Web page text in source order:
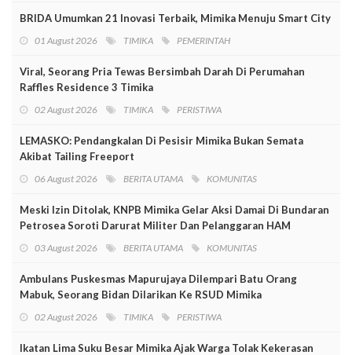
BRIDA Umumkan 21 Inovasi Terbaik, Mimika Menuju Smart City
01 August 2026 TIMIKA PEMERINTAH
Viral, Seorang Pria Tewas Bersimbah Darah Di Perumahan
Raffles Residence 3 Timika
02 August 2026 TIMIKA PERISTIWA
LEMASKO: Pendangkalan Di Pesisir Mimika Bukan Semata
Akibat Tailing Freeport
06 August 2026 BERITA UTAMA KOMUNITAS
Meski Izin Ditolak, KNPB Mimika Gelar Aksi Damai Di Bundaran
Petrosea Soroti Darurat Militer Dan Pelanggaran HAM
03 August 2026 BERITA UTAMA KOMUNITAS
Ambulans Puskesmas Mapurujaya Dilempari Batu Orang
Mabuk, Seorang Bidan Dilarikan Ke RSUD Mimika
02 August 2026 TIMIKA PERISTIWA
Ikatan Lima Suku Besar Mimika Ajak Warga Tolak Kekerasan